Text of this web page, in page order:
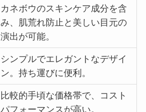
カネボウのスキンケア成分を含
み、肌荒れ防止と美しい目元の
演出が可能。
シンプルでエレガントなデザイ
ン。持ち運びに便利。
比較的手頃な価格帯で、コスト
パフォーマンスが高い。